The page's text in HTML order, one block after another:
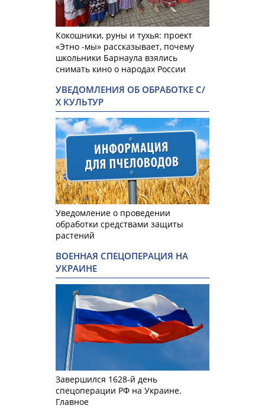
Кокошники, руны и тухья: проект
«Этно -мы» рассказывает, почему
школьники Барнаула взялись
снимать кино о народах России
УВЕДОМЛЕНИЯ ОБ ОБРАБОТКЕ С/
Х КУЛЬТУР
Уведомление о проведении
обработки средствами защиты
растений
ВОЕННАЯ СПЕЦОПЕРАЦИЯ НА
УКРАИНЕ
Завершился 1628-й день
спецоперации РФ на Украине.
Главное